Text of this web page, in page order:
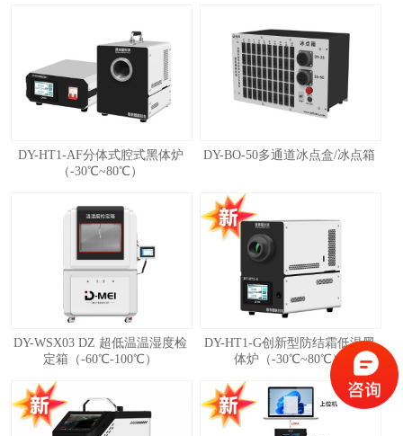
DY-HT1-AF分体式腔式黑体炉
（-30℃~80℃）
DY-BO-50多通道冰点盒/冰点箱
DY-WSX03 DZ 超低温温湿度检
定箱（-60℃-100℃）
DY-HT1-G创新型防结霜低温黑
体炉（-30℃~80℃）